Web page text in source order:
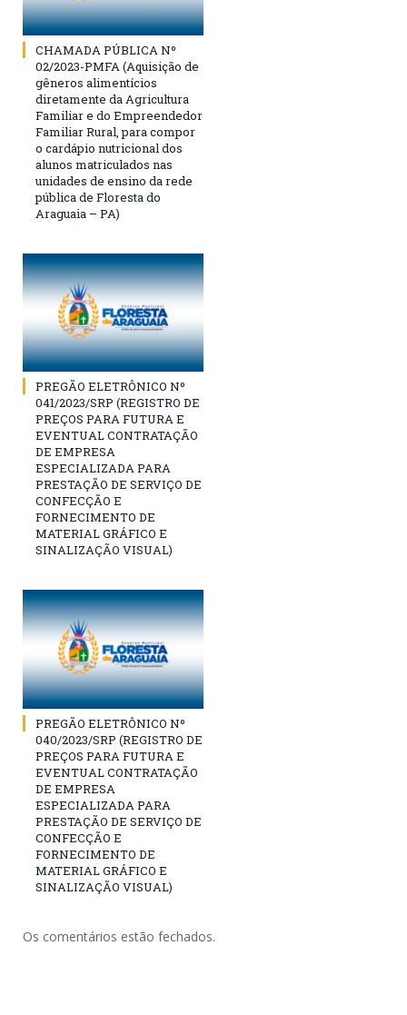
CHAMADA PÚBLICA Nº
02/2023-PMFA (Aquisição de
gêneros alimentícios
diretamente da Agricultura
Familiar e do Empreendedor
Familiar Rural, para compor
o cardápio nutricional dos
alunos matriculados nas
unidades de ensino da rede
pública de Floresta do
Araguaia – PA)
PREGÃO ELETRÔNICO Nº
041/2023/SRP (REGISTRO DE
PREÇOS PARA FUTURA E
EVENTUAL CONTRATAÇÃO
DE EMPRESA
ESPECIALIZADA PARA
PRESTAÇÃO DE SERVIÇO DE
CONFECÇÃO E
FORNECIMENTO DE
MATERIAL GRÁFICO E
SINALIZAÇÃO VISUAL)
PREGÃO ELETRÔNICO Nº
040/2023/SRP (REGISTRO DE
PREÇOS PARA FUTURA E
EVENTUAL CONTRATAÇÃO
DE EMPRESA
ESPECIALIZADA PARA
PRESTAÇÃO DE SERVIÇO DE
CONFECÇÃO E
FORNECIMENTO DE
MATERIAL GRÁFICO E
SINALIZAÇÃO VISUAL)
Os comentários estão fechados.